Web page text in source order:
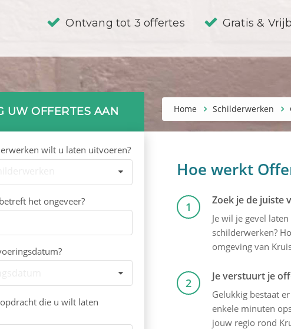
Ontvang tot 3 offertes Gratis &
Home Schilderwerken
UW OFFERTES AAN
wilt u laten uitvoeren?
het ongeveer?
die u wilt laten
Hoe werkt
1 Zoek je de juiste
Je wil je gevel
schilderwerken?
omgeving van
2 Je verstuurt je
Gelukkig bestaat
enkele minuten
jouw regio rond